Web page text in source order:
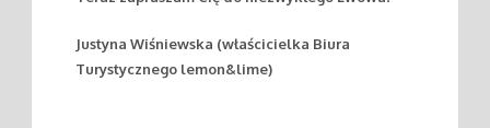
Justyna Wiśniewska (właścicielka Biura
Turystycznego lemon&lime)